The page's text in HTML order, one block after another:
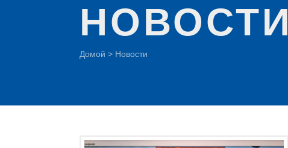
НОВОСТИ
Домой > Новости